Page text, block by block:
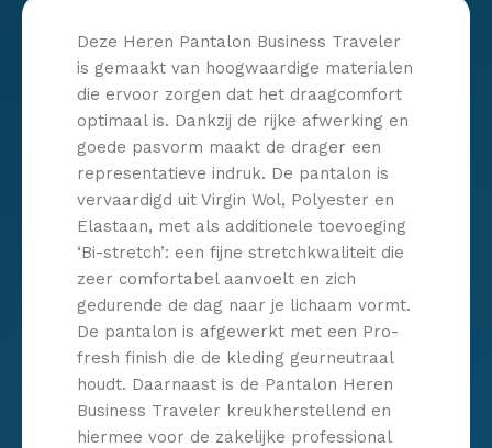
Deze Heren Pantalon Business Traveler
is gemaakt van hoogwaardige materialen
die ervoor zorgen dat het draagcomfort
optimaal is. Dankzij de rijke afwerking en
goede pasvorm maakt de drager een
representatieve indruk. De pantalon is
vervaardigd uit Virgin Wol, Polyester en
Elastaan, met als additionele toevoeging
‘Bi-stretch’: een fijne stretchkwaliteit die
zeer comfortabel aanvoelt en zich
gedurende de dag naar je lichaam vormt.
De pantalon is afgewerkt met een Pro-
fresh finish die de kleding geurneutraal
houdt. Daarnaast is de Pantalon Heren
Business Traveler kreukherstellend en
hiermee voor de zakelijke professional